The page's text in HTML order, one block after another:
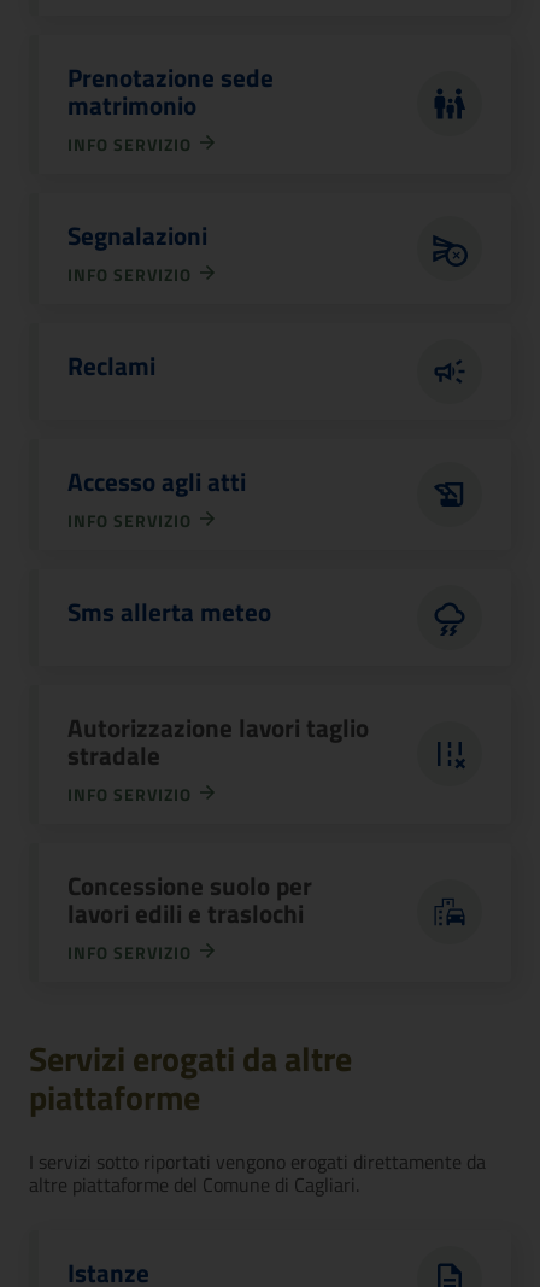
Prenotazione sede
matrimonio
INFO SERVIZIO
Segnalazioni
INFO SERVIZIO
Reclami
Accesso agli atti
INFO SERVIZIO
Sms allerta meteo
Autorizzazione lavori taglio
stradale
INFO SERVIZIO
Concessione suolo per
lavori edili e traslochi
INFO SERVIZIO
Servizi erogati da altre
piattaforme
I servizi sotto riportati vengono erogati direttamente da
altre piattaforme del Comune di Cagliari.
Istanze